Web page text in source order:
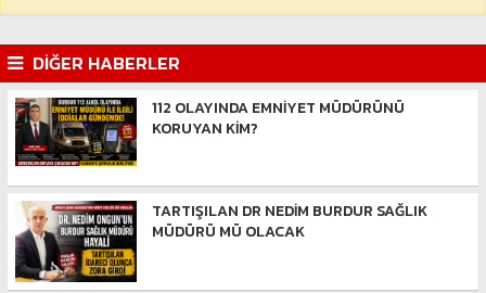
DİĞER HABERLER
112 OLAYINDA EMNİYET MÜDÜRÜNÜ
KORUYAN KİM?
TARTIŞILAN DR NEDİM BURDUR SAĞLIK
MÜDÜRÜ MÜ OLACAK